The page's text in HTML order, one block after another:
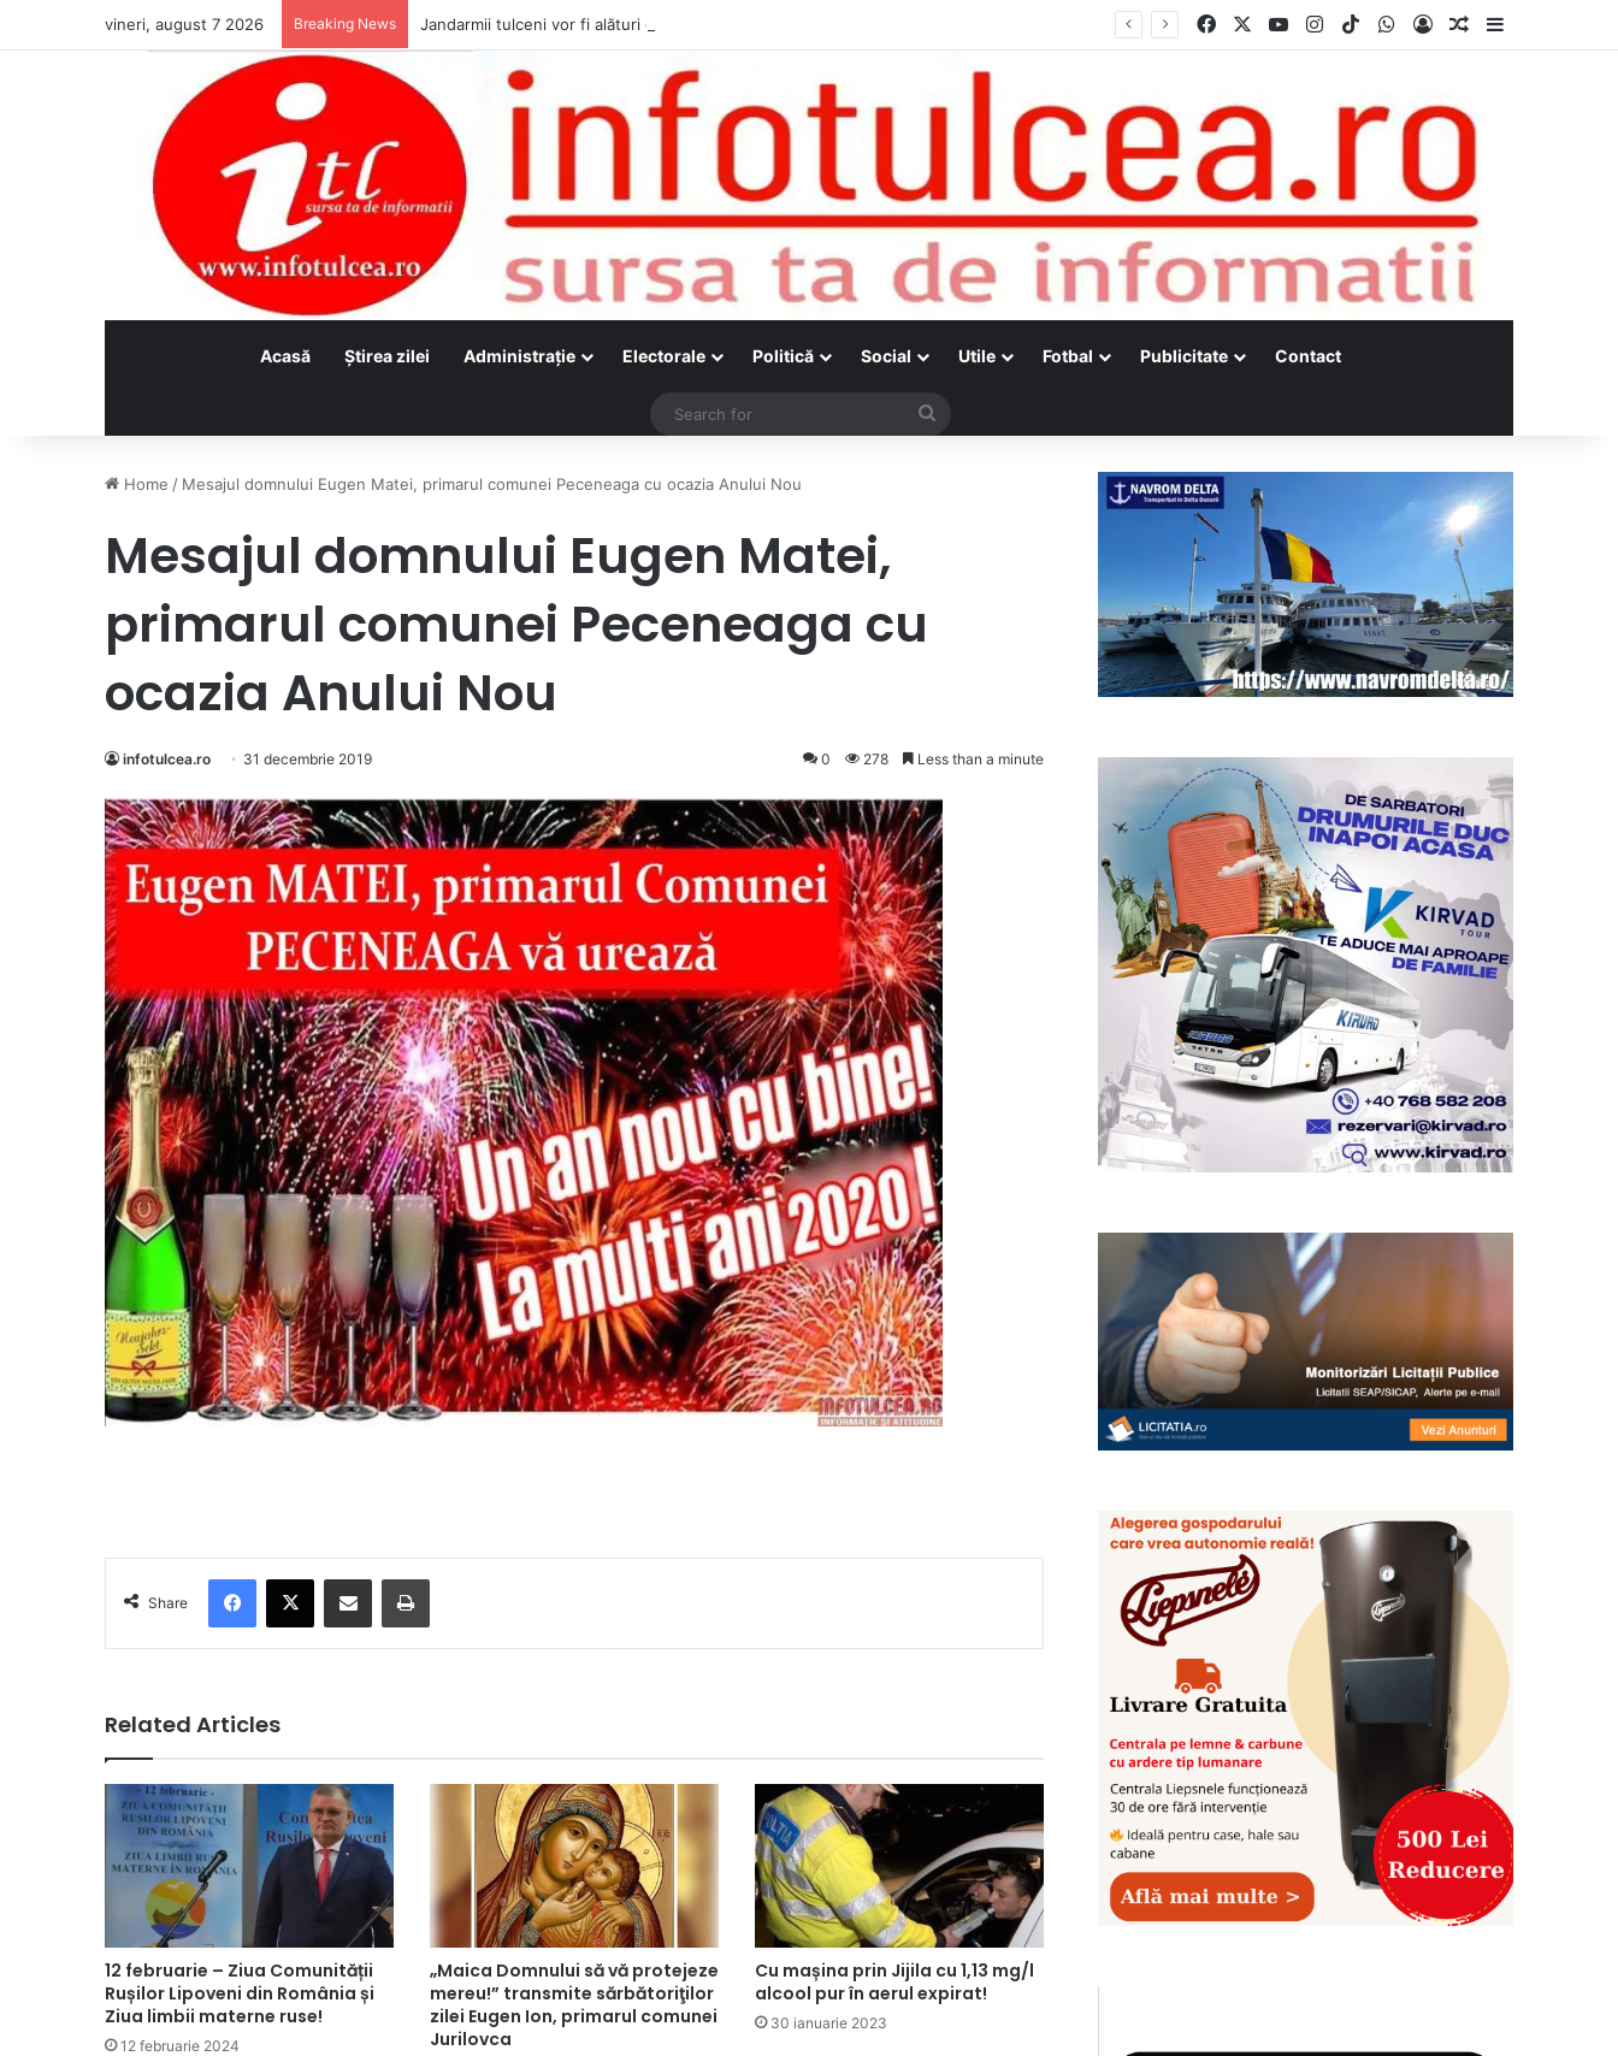
vineri, august 7 2026 Breaking News Jandarmii tulceni vor fi alături de cetățenii care vor lua parte la Festivalul Folk Țestos Facebook YouTubeInstagram
TikTokWhatsApp
Log InRandom Article
Acasă Ştirea zilei Administraţie Electorale Politică Social Utile Fotbal Publicitate Contact
Search
Home / Mesajul domnului Eugen Matei, primarul comunei Peceneaga cu ocazia Anului Nou
Mesajul domnului Eugen Matei,
primarul comunei Peceneaga cu
ocazia Anului Nou
infotulcea.ro 31 decembrie 2019 0 278 Less than a minute
Share
Related Articles
12 februarie – Ziua Comunității
Rușilor Lipoveni din România și
Ziua limbii materne ruse!
12 februarie 2024
„Maica Domnului să vă protejeze
mereu!” transmite sărbătoriţilor
zilei Eugen Ion, primarul comunei
Jurilovca
Cu mașina prin Jijila cu 1,13 mg/l
alcool pur în aerul expirat!
30 ianuarie 2023